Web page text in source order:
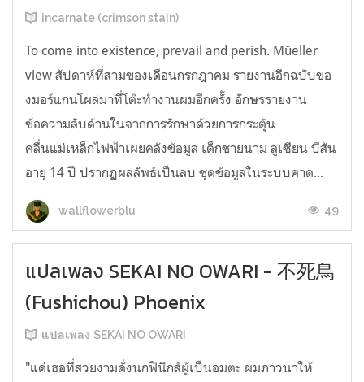
incarnate (crimson stain)
To come into existence, prevail and perish. Müeller
view สัปดาห์ที่สามของเดือนกรกฎาคม รายงานอีกฉบับขอ
งมอร์แกนโผล่มาที่โต๊ะทำงานผมอีกครั้ง อักษรรายงาน
ข้อความลับด้านในจากการรักษาด้วยการกระตุ้น
คลื่นแม่เหล็กไฟฟ้าเผยคลังข้อมูล เด็กชายนาม ลูเซียน บีสัน
อายุ 14 ปี ปรากฏผลลัพธ์เป็นลบ ชุดข้อมูลในระบบคาด...
wallflowerblu 49
แปลเพลง SEKAI NO OWARI - 不死鳥
(Fushichou) Phoenix
แปลเพลง SEKAI NO OWARI
"แด่เธอที่สวยงามดั่งนกฟินิกส์ผู้เป็นอมตะ ผมภาวนาให้